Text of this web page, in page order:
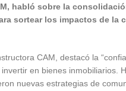
habló sobre la
sortear los impactos de la
CAM, destacó la
en bienes inmobiliarios.
nuevas estrategias de